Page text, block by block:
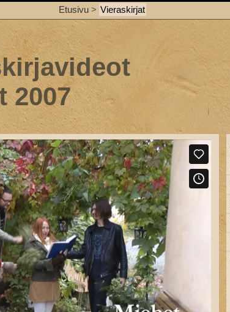
Etusivu > Vieraskirjat
2007